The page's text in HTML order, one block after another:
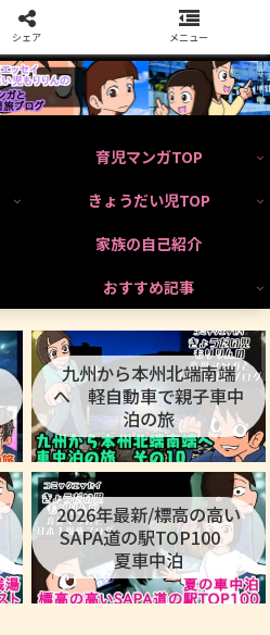
育児マンガTOP
きょうだい児TOP
家族の自己紹介
おすすめ記事
九州から本州北端南端
へ 軽自動車で親子車中
泊の旅
2026年最新/標高の高い
SAPA道の駅TOP100
夏車中泊
シェア メニュー